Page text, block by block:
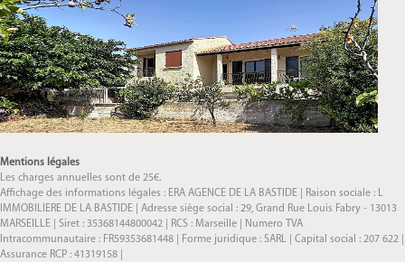
Mentions légales
Les charges annuelles sont de 25€.
Affichage des informations légales : ERA AGENCE DE LA BASTIDE | Raison sociale : L
IMMOBILIERE DE LA BASTIDE | Adresse siège social : 29, Grand Rue Louis Fabry - 13013
MARSEILLE | Siret : 35368144800042 | RCS : Marseille | Numero TVA
Intracommunautaire : FR59353681448 | Forme juridique : SARL | Capital social : 207 622 |
Assurance RCP : 41319158 |